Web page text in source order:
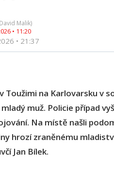
Malik)
• 11:20
• 21:37
Toužimi na Karlovarsku v
muž. Policie případ
Na místě našli
hrozí zraněnému
Jan Bílek.